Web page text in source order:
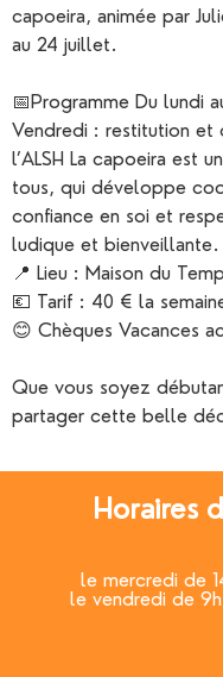
capoeira, animée par
au 24 juillet.
📅Programme Du lundi
Vendredi : restitution et
l’ALSH La capoeira est
tous, qui développe
confiance en soi et
ludique et bienveillante.
📍 Lieu : Maison du
💶 Tarif : 40 € la
😊 Chèques Vacances
Que vous soyez
partager cette belle
Horaires
le mercredi de
le vendredi de 9h